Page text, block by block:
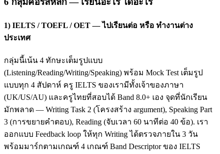
1) IELTS / TOEFL / OET — ไปเรียนต่อ หรือ ทำงานต่าง
ประเทศ
กลุ่มนี้เน้น 4 ทักษะเต็มรูปแบบ
(Listening/Reading/Writing/Speaking) พร้อม Mock Test เต็มรูป
แบบทุก 4 สัปดาห์ ครู IELTS ของเรามีทั้งเจ้าของภาษา
(UK/US/AU) และครูไทยที่สอบได้ Band 8.0+ เอง จุดที่นักเรียน
มักพลาด — Writing Task 2 (โครงสร้าง argument), Speaking Part
3 (การขยายคำตอบ), Reading (จับเวลา 60 นาทีต่อ 40 ข้อ). เรา
ออกแบบ Feedback loop ให้ทุก Writing ได้ตรวจภายใน 3 วัน
พร้อมมาร์กตามเกณฑ์ 4 เกณฑ์ Band Descriptor ของ IELTS